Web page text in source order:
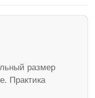
размер
Практика